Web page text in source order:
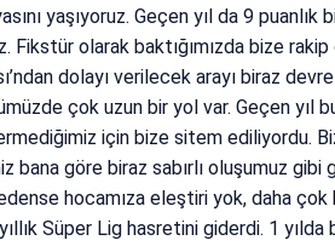
yaşıyoruz. Geçen yıl da 9
Fikstür olarak baktığımızda bize
dolayı verilecek arayı biraz
çok uzun bir yol var. Geçen
için bize sitem ediliyordu.
bana göre biraz sabırlı oluşumuz
hocamıza eleştiri yok, daha
Süper Lig hasretini giderdi. 1